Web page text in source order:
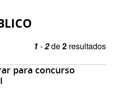
1 -2de2 resultados
para concurso